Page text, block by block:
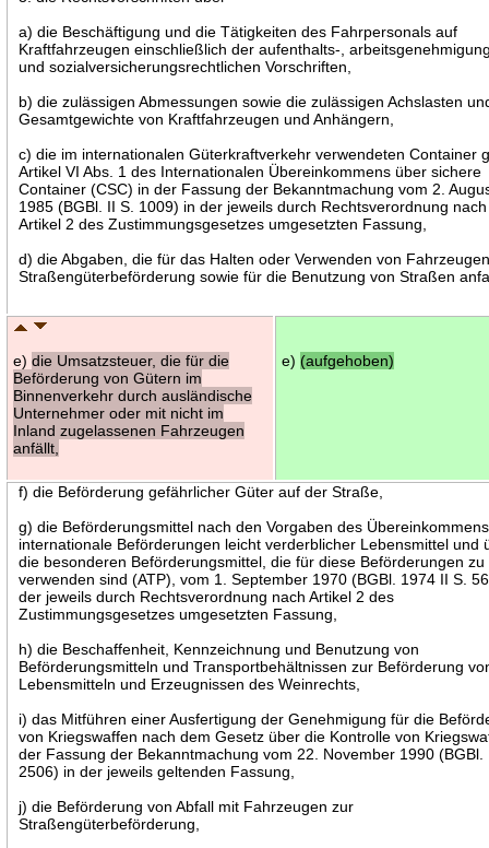
a) die Beschäftigung und die Tätigkeiten des Fahrpersonals auf
Kraftfahrzeugen einschließlich der aufenthalts-,
und sozialversicherungsrechtlichen Vorschriften,
b) die zulässigen Abmessungen sowie die zulässigen Achslasten
Gesamtgewichte von Kraftfahrzeugen und Anhängern,
c) die im internationalen Güterkraftverkehr verwendeten Container
Artikel VI Abs. 1 des Internationalen Übereinkommens über sichere
Container (CSC) in der Fassung der Bekanntmachung vom 2.
1985 (BGBl. II S. 1009) in der jeweils durch Rechtsverordnung nach
Artikel 2 des Zustimmungsgesetzes umgesetzten Fassung,
d) die Abgaben, die für das Halten oder Verwenden von
Straßengüterbeförderung sowie für die Benutzung von Straßen
e)die Umsatzsteuer, die für die
Beförderung von Gütern im
Binnenverkehr durch ausländische
Unternehmer oder mit nicht im
Inland zugelassenen Fahrzeugen
anfällt,
e) (aufgehoben)
f) die Beförderung gefährlicher Güter auf der Straße,
g) die Beförderungsmittel nach den Vorgaben des
internationale Beförderungen leicht verderblicher Lebensmittel und
die besonderen Beförderungsmittel, die für diese Beförderungen zu
verwenden sind (ATP), vom 1. September 1970 (BGBl. 1974 II S.
der jeweils durch Rechtsverordnung nach Artikel 2 des
Zustimmungsgesetzes umgesetzten Fassung,
h) die Beschaffenheit, Kennzeichnung und Benutzung von
Beförderungsmitteln und Transportbehältnissen zur Beförderung
Lebensmitteln und Erzeugnissen des Weinrechts,
i) das Mitführen einer Ausfertigung der Genehmigung für die
von Kriegswaffen nach dem Gesetz über die Kontrolle von
der Fassung der Bekanntmachung vom 22. November 1990 (BGBl.
2506) in der jeweils geltenden Fassung,
j) die Beförderung von Abfall mit Fahrzeugen zur
Straßengüterbeförderung,